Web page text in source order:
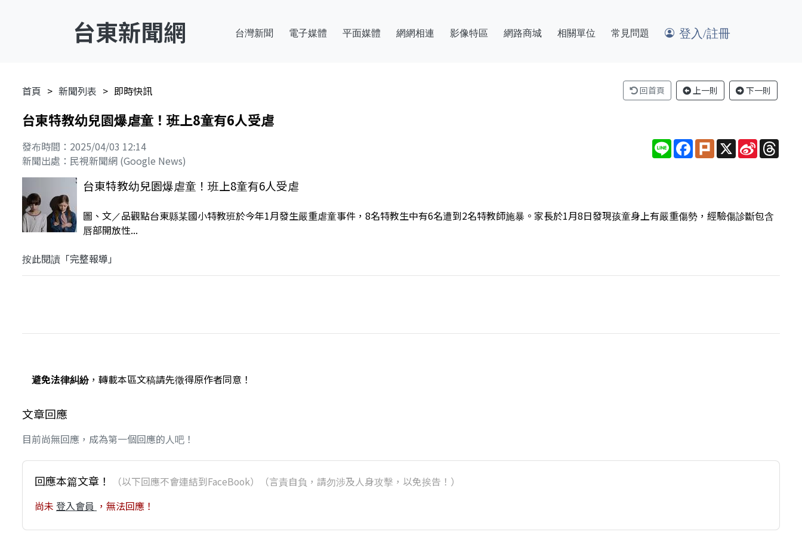
台東新聞網 台灣新聞 電子媒體 平面媒體 網網相連 影像特區 網路商城 相關單位 常見問題 登入/註冊
首頁 新聞列表 即時快訊 回首頁 上一則 下一則
台東特教幼兒園爆虐童！班上8童有6人受虐
發布時間：2025/04/03 12:14
新聞出處：民視新聞網 (Google News)
Line Facebook
PlurkX Sina
Weibo
台東特教幼兒園爆虐童！班上8童有6人受虐
圖、文／品觀點台東縣某國小特教班於今年1月發生嚴重虐童事件，8名特教生中有6名遭到2名特教師施暴。家長於1月8日發現孩童身上有嚴重傷勢，經驗傷診斷包含
唇部開放性...
按此閱讀「完整報導」
避免法律糾紛，轉載本區文稿請先徵得原作者同意！
文章回應
目前尚無回應，成為第一個回應的人吧！
回應本篇文章！ （以下回應不會連結到FaceBook）（言責自負，請勿涉及人身攻擊，以免挨告！）
尚未 登入會員 ，無法回應！